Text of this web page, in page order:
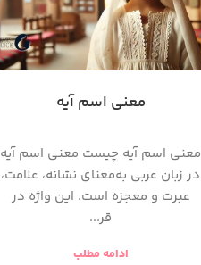
معنی اسم آیه
معنی اسم آیه چیست معنی اسم آیه
در زبان عربی به‌معنای نشانه، علامت،
عبرت و معجزه است. این واژه در
قر...
ادامه مطلب